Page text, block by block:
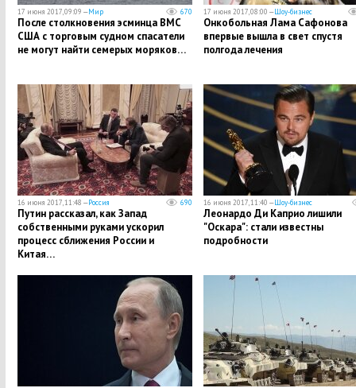
17 июня 2017, 09:09 —Мир 670
После столкновения эсминца ВМС
США с торговым судном спасатели
не могут найти семерых моряков…
17 июня 2017, 08:00 —Шоу-бизнес
Онкобольная Лама Сафонова
впервые вышла в свет спустя
полгода лечения
16 июня 2017, 11:48 —Россия 690
Путин рассказал, как Запад
собственными руками ускорил
процесс сближения России и
Китая…
16 июня 2017, 11:40 —Шоу-бизнес
Леонардо Ди Каприо лишили
"Оскара": стали известны
подробности